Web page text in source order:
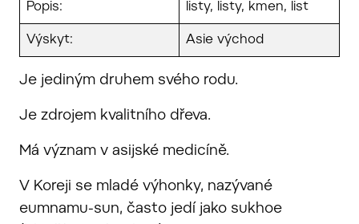
Popis: listy, listy, kmen, list
Výskyt: Asie východ
Je jediným druhem svého rodu.
Je zdrojem kvalitního dřeva.
Má význam v asijské medicíně.
V Koreji se mladé výhonky, nazývané
eumnamu-sun, často jedí jako sukhoe